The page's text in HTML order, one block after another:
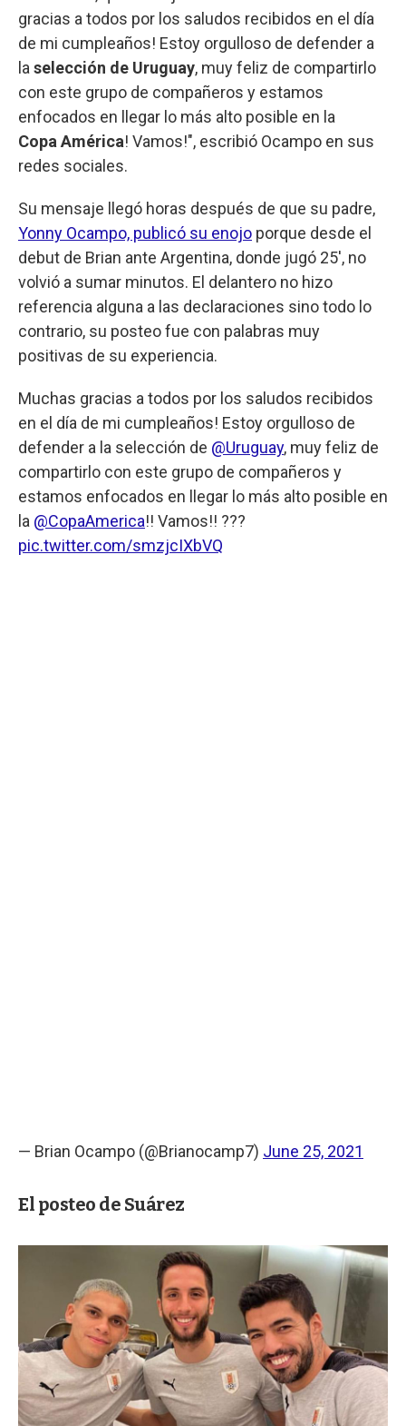
gracias a todos por los saludos recibidos en el día
de mi cumpleaños! Estoy orgulloso de defender a
la selección de Uruguay, muy feliz de compartirlo
con este grupo de compañeros y estamos
enfocados en llegar lo más alto posible en la
Copa América! Vamos!", escribió Ocampo en sus
redes sociales.
Su mensaje llegó horas después de que su padre,
Yonny Ocampo, publicó su enojo porque desde el
debut de Brian ante Argentina, donde jugó 25', no
volvió a sumar minutos. El delantero no hizo
referencia alguna a las declaraciones sino todo lo
contrario, su posteo fue con palabras muy
positivas de su experiencia.
Muchas gracias a todos por los saludos recibidos
en el día de mi cumpleaños! Estoy orgulloso de
defender a la selección de @Uruguay, muy feliz de
compartirlo con este grupo de compañeros y
estamos enfocados en llegar lo más alto posible en
la @CopaAmerica!! Vamos!! ???
pic.twitter.com/smzjcIXbVQ
— Brian Ocampo (@Brianocamp7) June 25, 2021
El posteo de Suárez